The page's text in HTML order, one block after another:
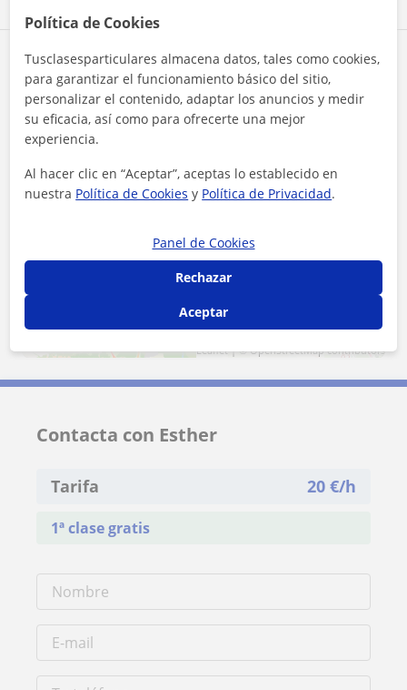
Zona de Esther
Localidades a las que se desplaza para dar clase
Galapagar
+ −
Leaflet| ©OpenStreetMapcontributors
Contacta con Esther
Tarifa 20 €/h
1ª clase gratis
Política de Cookies
Tusclasesparticulares almacena datos, tales como cookies,
para garantizar el funcionamiento básico del sitio,
personalizar el contenido, adaptar los anuncios y medir
su eficacia, así como para ofrecerte una mejor
experiencia.
Al hacer clic en “Aceptar”, aceptas lo establecido en
nuestra Política de Cookies y Política de Privacidad.
Panel de Cookies
Rechazar
Aceptar